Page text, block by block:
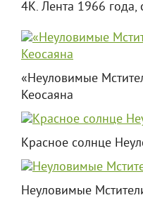
4К. Лента 1966
«Неуловимые
Кеосаяна
Красное солнце
Неуловимые